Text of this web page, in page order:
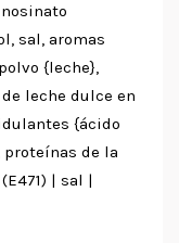
sal, aromas
{leche},
leche dulce en
{ácido
de la
| sal |